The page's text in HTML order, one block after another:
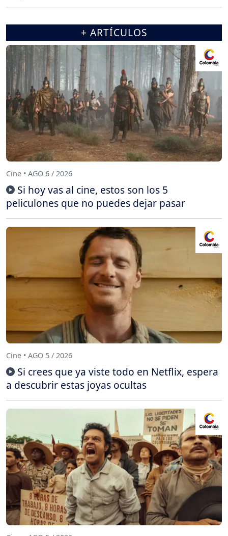
+ ARTÍCULOS
Cine • AGO 6 / 2026
Si hoy vas al cine, estos son los 5
peliculones que no puedes dejar pasar
Cine • AGO 5 / 2026
Si crees que ya viste todo en Netflix, espera
a descubrir estas joyas ocultas